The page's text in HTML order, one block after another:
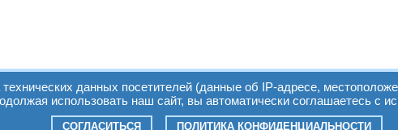
данных посетителей (данные об IP-адресе,
использовать наш сайт, вы автоматически соглашаетесь с
СОГЛАСИТЬСЯ ПОЛИТИКА КОНФИДЕНЦИАЛЬНОСТИ